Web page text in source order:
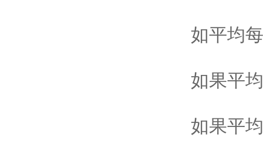
如平均
如果平
如果平